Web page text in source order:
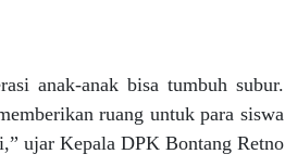
anak-anak bisa tumbuh subur.
ruang untuk para siswa
ujar Kepala DPK Bontang Retno